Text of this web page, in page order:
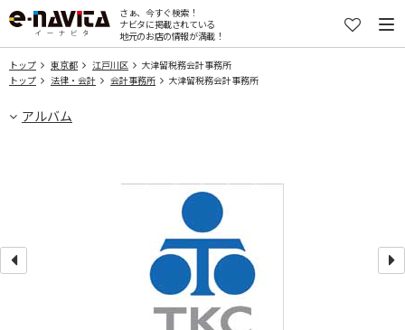
さぁ、今すぐ検索！
ナビタに掲載されている
地元のお店の情報が満載！
トップ 東京都 江戸川区
大津留税務会計事務所
トップ
法律・会計 会計事務所 大津留税務会計事務所
アルバム